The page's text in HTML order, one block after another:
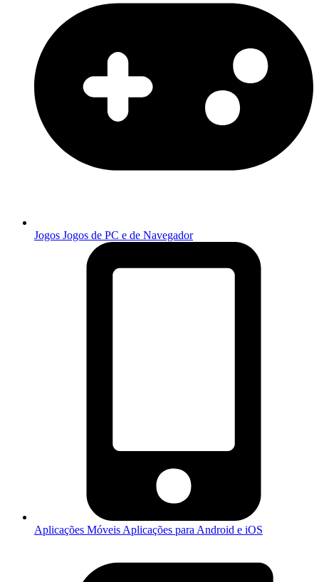
Jogos Jogos de PC e de Navegador
Aplicações Móveis Aplicações para Android e iOS